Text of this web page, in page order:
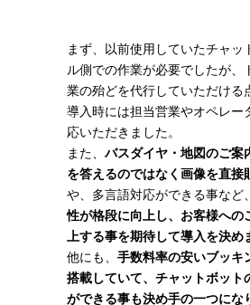
まず、以前使用していたチャッ
ル側での作業が必要でしたが、
業の殆どを代行していただける
導入時には担当営業やオペレー
応いただきました。
また、 バスダイヤ・地図のご案
を答えるのではなく画像を直接
や、多言語対応ができる事など、
性が格段に向上し、お客様への
上する事を期待して導入を決め
他にも、 手数料率の安いブッキ
搭載していて、チャットボット
ができる事も決め手の一つにな